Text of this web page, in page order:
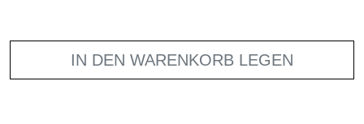
IN DEN WARENKORB LEGEN